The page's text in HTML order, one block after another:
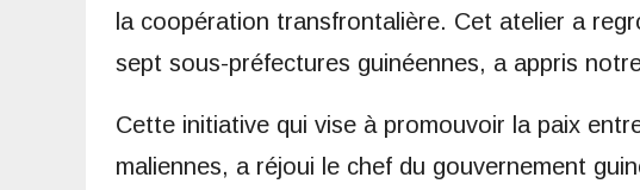
la coopération transfrontalière. Cet atelier a
sept sous-préfectures guinéennes, a appris
Cette initiative qui vise à promouvoir la paix
maliennes, a réjoui le chef du gouvernement